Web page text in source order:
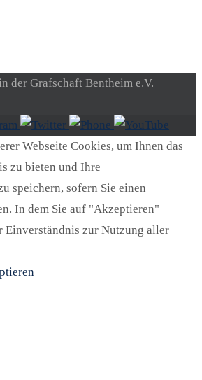
der Grafschaft Bentheim e.V.
Webseite Cookies, um Ihnen das
zu bieten und Ihre
speichern, sofern Sie einen
In dem Sie auf "Akzeptieren"
Einverständnis zur Nutzung aller